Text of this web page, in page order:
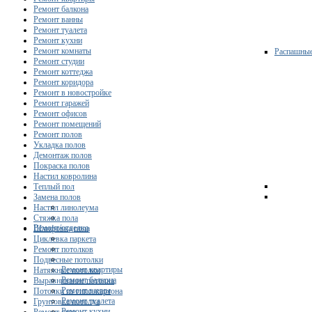
Ремонт/отделка
Ремонт квартиры
Ремонт балкона
Ремонт ванны
Ремонт туалета
Ремонт балкона
Ремонт ванны
Ремонт туалета
Ремонт кухни
Ремонт комнаты
Ремонт студии
Ремонт коттеджа
Ремонт коридора
Ремонт в новостройке
Ремонт гаражей
Ремонт офисов
Ремонт помещений
Ремонт полов
Укладка полов
Демонтаж полов
Покраска полов
Настил ковролина
Теплый пол
Замена полов
Настил линолеума
Стяжка пола
Шлифовка пола
Циклевка паркета
Ремонт потолков
Подвесные потолки
Натяжные потолки
Выравнивание потолка
Потолки из гипсокартона
Грунтовка потолка